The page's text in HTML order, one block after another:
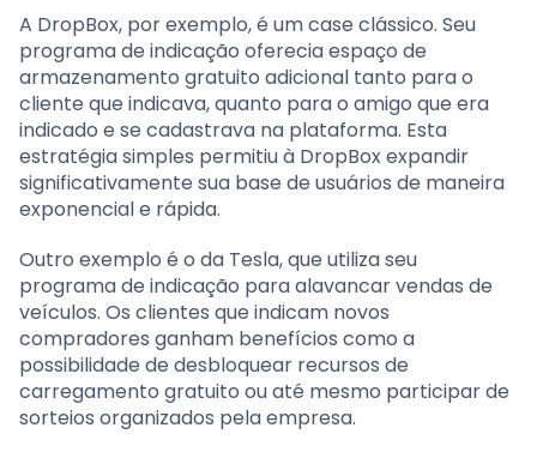
A DropBox, por exemplo, é um case clássico. Seu
programa de indicação oferecia espaço de
armazenamento gratuito adicional tanto para o
cliente que indicava, quanto para o amigo que era
indicado e se cadastrava na plataforma. Esta
estratégia simples permitiu à DropBox expandir
significativamente sua base de usuários de maneira
exponencial e rápida.
Outro exemplo é o da Tesla, que utiliza seu
programa de indicação para alavancar vendas de
veículos. Os clientes que indicam novos
compradores ganham benefícios como a
possibilidade de desbloquear recursos de
carregamento gratuito ou até mesmo participar de
sorteios organizados pela empresa.